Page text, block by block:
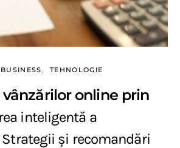
BUSINESS TEHNOLOGIE
vânzărilor online prin
inteligentă a
și recomandări